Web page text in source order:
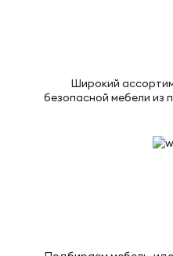
Широкий
безопасной мебели из